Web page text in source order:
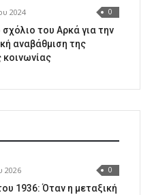
2024 0
του Αρκά για την
αναβάθμιση της
κοινωνίας
2026 0
1936: Όταν η μεταξική